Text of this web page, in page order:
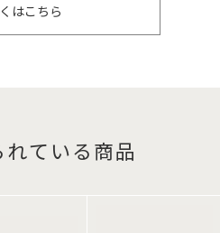
はこちら
ている商品